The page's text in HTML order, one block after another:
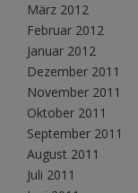
März 2012
Februar 2012
Januar 2012
Dezember 2011
November 2011
Oktober 2011
September 2011
August 2011
Juli 2011